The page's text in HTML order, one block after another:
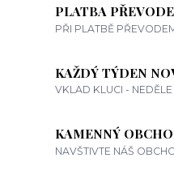
PLATBA
PŘI PLATBĚ
KAŽDÝ TÝDEN
VKLAD KLUCI -
KAMENNÝ
NAVŠTIVTE NÁŠ